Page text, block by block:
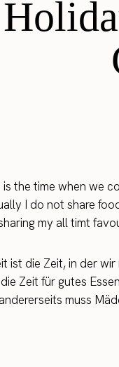
the time when we
I do not share
my all timt
ist die Zeit, in der
Zeit für gutes
muss